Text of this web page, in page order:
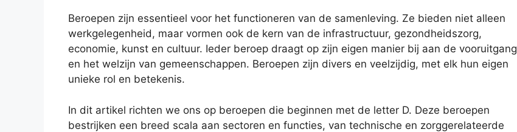
Beroepen zijn essentieel voor het functioneren van de samenleving. Ze bieden niet alleen
werkgelegenheid, maar vormen ook de kern van de infrastructuur, gezondheidszorg,
economie, kunst en cultuur. Ieder beroep draagt op zijn eigen manier bij aan de vooruitgang
en het welzijn van gemeenschappen. Beroepen zijn divers en veelzijdig, met elk hun eigen
unieke rol en betekenis.
In dit artikel richten we ons op beroepen die beginnen met de letter D. Deze beroepen
bestrijken een breed scala aan sectoren en functies, van technische en zorggerelateerde